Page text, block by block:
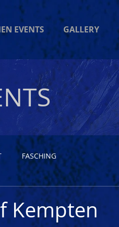
EVENTS GALLERY
FASCHING
Kempten